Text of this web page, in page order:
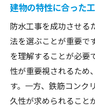
建物の特性に合った
防水工事を成功させる
法を選ぶことが重要で
を理解することが必要
性が重要視されるため
す。一方、鉄筋コンク
久性が求められること